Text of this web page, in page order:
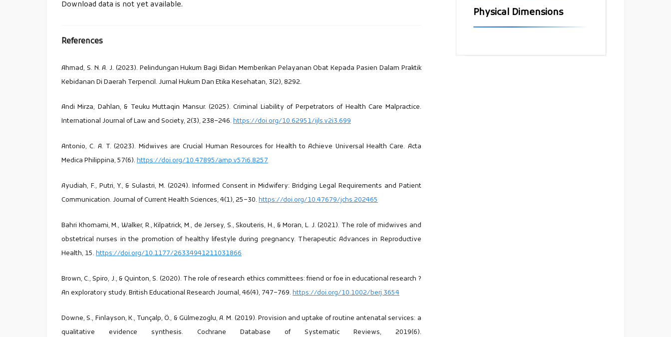
Download data is not yet available.
References
Ahmad, S. N. A. J. (2023). Pelindungan Hukum Bagi Bidan Memberikan Pelayanan Obat Kepada Pasien Dalam Praktik
Kebidanan Di Daerah Terpencil. Jurnal Hukum Dan Etika Kesehatan, 3(2), 8292.
Andi Mirza, Dahlan, & Teuku Muttaqin Mansur. (2025). Criminal Liability of Perpetrators of Health Care Malpractice.
International Journal of Law and Society, 2(3), 238–246. https://doi.org/10.62951/ijls.v2i3.699
Antonio, C. A. T. (2023). Midwives are Crucial Human Resources for Health to Achieve Universal Health Care. Acta
Medica Philippina, 57(6). https://doi.org/10.47895/amp.v57i6.8257
Ayudiah, F., Putri, Y., & Sulastri, M. (2024). Informed Consent in Midwifery: Bridging Legal Requirements and Patient
Communication. Journal of Current Health Sciences, 4(1), 25–30. https://doi.org/10.47679/jchs.202465
Bahri Khomami, M., Walker, R., Kilpatrick, M., de Jersey, S., Skouteris, H., & Moran, L. J. (2021). The role of midwives and
obstetrical nurses in the promotion of healthy lifestyle during pregnancy. Therapeutic Advances in Reproductive
Health, 15. https://doi.org/10.1177/26334941211031866
Brown, C., Spiro, J., & Quinton, S. (2020). The role of research ethics committees: friend or foe in educational research ?
An exploratory study. British Educational Research Journal, 46(4), 747–769. https://doi.org/10.1002/berj.3654
Downe, S., Finlayson, K., Tunçalp, Ö., & Gülmezoglu, A. M. (2019). Provision and uptake of routine antenatal services: a
qualitative evidence synthesis. Cochrane Database of Systematic Reviews, 2019(6).
Physical Dimensions